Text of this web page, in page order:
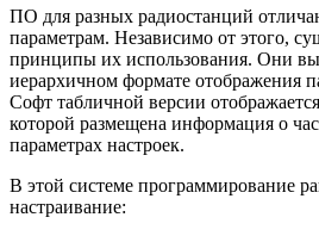
ПО для разных радиостанций
параметрам. Независимо от этого,
принципы их использования. Они
иерархичном формате отображения
Софт табличной версии
которой размещена информация о
параметрах настроек.
В этой системе программирование
настраивание: